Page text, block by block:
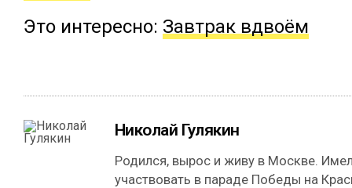
Это интересно: Завтрак вдвоём
Николай Гулякин
Родился, вырос и живу в Москве.
участвовать в параде Победы на